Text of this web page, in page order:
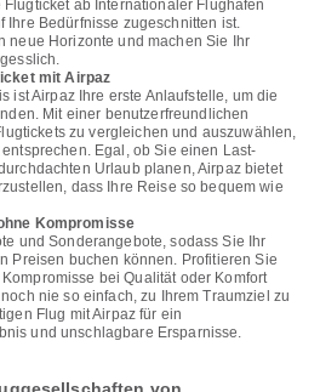
ab Internationaler Flughafen
Ihre Bedürfnisse zugeschnitten ist.
neue Horizonte und machen Sie Ihr
mit Airpaz
ist Airpaz Ihre erste Anlaufstelle, um die
Mit einer benutzerfreundlichen
zu vergleichen und auszuwählen,
Egal, ob Sie einen Last-
Urlaub planen, Airpaz bietet
dass Ihre Reise so bequem wie
Kompromisse
und Sonderangebote, sodass Sie Ihr
Preisen buchen können. Profitieren Sie
bei Qualität oder Komfort
nie so einfach, zu Ihrem Traumziel zu
Flug mit Airpaz für ein
und unschlagbare Ersparnisse.